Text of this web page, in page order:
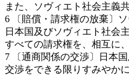
また、ソヴィエト社会主義
6 〔賠償・請求権の放棄〕
日本国及びソヴィエト社会
すべての請求権を、相互に
7 〔通商関係の交渉〕日本
交渉をできる限りすみやか